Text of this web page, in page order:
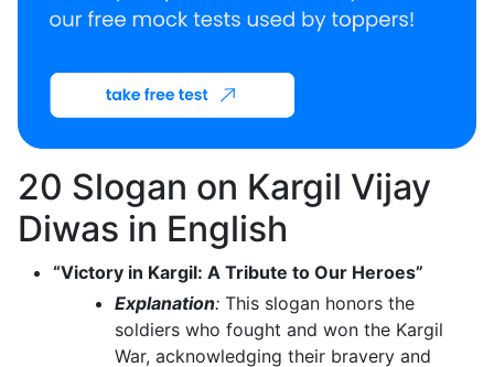
20 Slogan on Kargil Vijay
Diwas in English
“Victory in Kargil: A Tribute to Our Heroes”
Explanation: This slogan honors the
soldiers who fought and won the Kargil
War, acknowledging their bravery and